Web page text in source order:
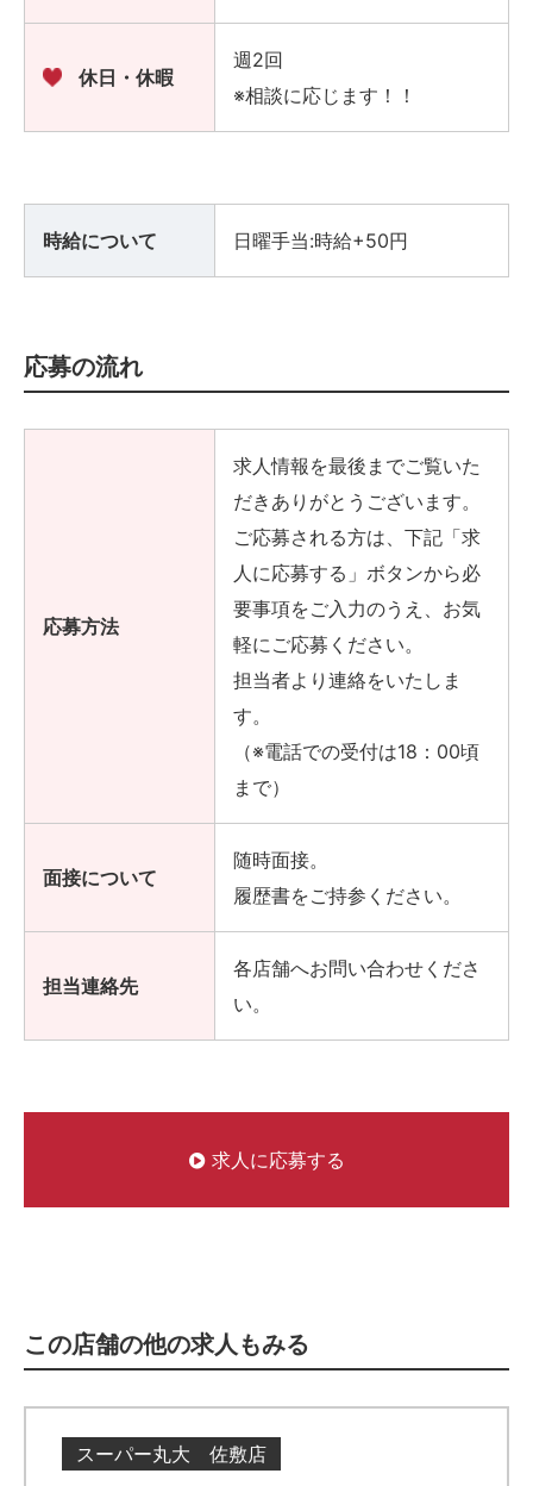
休日・休暇
週2回
※相談に応じます！！
時給について 日曜手当:時給+50円
応募の流れ
応募方法
求人情報を最後までご覧いた
だきありがとうございます。
ご応募される方は、下記「求
人に応募する」ボタンから必
要事項をご入力のうえ、お気
軽にご応募ください。
担当者より連絡をいたしま
す。
（※電話での受付は18：00頃
まで）
面接について
随時面接。
履歴書をご持参ください。
担当連絡先
各店舗へお問い合わせくださ
い。
求人に応募する
この店舗の他の求人もみる
スーパー丸大 佐敷店